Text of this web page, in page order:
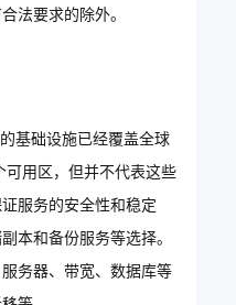
法要求的除外。
基础设施已经覆盖全球
可用区，但并不代表这些
服务的安全性和稳定
本和备份服务等选择。
务器、带宽、数据库等